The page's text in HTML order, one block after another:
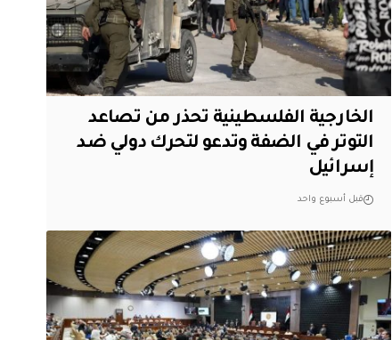
الخارجية الفلسطينية تحذر من تصاعد
التوتر في الضفة وتدعو لتحرك دولي ضد
إسرائيل
قبل أسبوع واحد